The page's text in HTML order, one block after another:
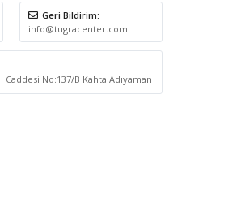
Geri Bildirim:
info@tugracenter.com
No:137/B Kahta Adıyaman